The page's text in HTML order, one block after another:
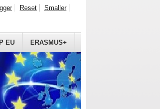
EU ERASMUS+
Reset Smaller